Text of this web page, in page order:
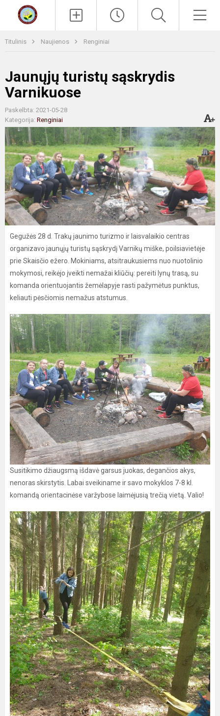
Titulinis Naujienos Renginiai
Jaunųjų turistų sąskrydis
Varnikuose
Paskelbta: 2021-05-28
Kategorija: Renginiai
Gegužės 28 d. Trakų jaunimo turizmo ir laisvalaikio centras
organizavo jaunųjų turistų sąskrydį Varnikų miške, poilsiavietėje
prie Skaisčio ežero. Mokiniams, atsitraukusiems nuo nuotolinio
mokymosi, reikėjo įveikti nemažai kliūčių: pereiti lynų trasą, su
komanda orientuojantis žemėlapyje rasti pažymėtus punktus,
keliauti pėsčiomis nemažus atstumus.
Susitikimo džiaugsmą išdavė garsus juokas, degančios akys,
nenoras skirstytis. Labai sveikiname ir savo mokyklos 7-8 kl.
komandą orientacinėse varžybose laimėjusią trečią vietą. Valio!